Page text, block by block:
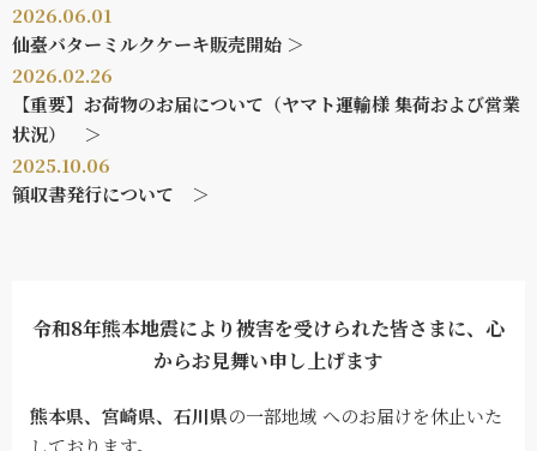
2026.06.01
仙臺バターミルクケーキ販売開始 ＞
2026.02.26
【重要】お荷物のお届について（ヤマト運輸様 集荷および営業
状況） ＞
2025.10.06
領収書発行について ＞
令和8年熊本地震により被害を受けられた皆さまに、心
からお見舞い申し上げます
熊本県、宮崎県、石川県の一部地域 へのお届けを休止いた
しております。